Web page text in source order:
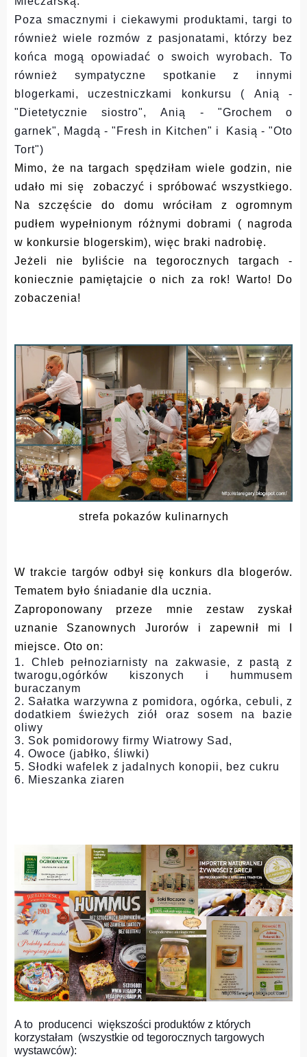
Poza smacznymi i ciekawymi produktami, targi to
również wiele rozmów z pasjonatami, którzy bez
końca mogą opowiadać o swoich wyrobach. To
również sympatyczne spotkanie z innymi
blogerkami, uczestniczkami konkursu ( Anią -
"Dietetycznie siostro",
Anią - "Grochem o
garnek", Magdą - "Fresh in Kitchen" i
Kasią - "Oto
Tort")
Mimo, że na targach spędziłam wiele godzin, nie
udało mi się zobaczyć i spróbować wszystkiego.
Na szczęście do domu wróciłam z ogromnym
pudłem wypełnionym różnymi dobrami ( nagroda
w konkursie blogerskim), więc braki nadrobię.
Jeżeli nie byliście na tegorocznych targach -
koniecznie pamiętajcie o nich za rok! Warto! Do
zobaczenia!
strefa pokazów kulinarnych
W trakcie targów odbył się konkurs dla blogerów.
Tematem było śniadanie dla ucznia.
Zaproponowany przeze mnie zestaw zyskał
uznanie Szanownych Jurorów i zapewnił mi I
miejsce. Oto on:
1. Chleb pełnoziarnisty na zakwasie, z pastą z
twarogu,ogórków kiszonych i hummusem
buraczanym
2. Sałatka warzywna z pomidora, ogórka, cebuli, z
dodatkiem świeżych ziół oraz sosem na bazie
oliwy
3. Sok pomidorowy firmy Wiatrowy Sad,
4. Owoce (jabłko, śliwki)
5. Słodki wafelek z jadalnych konopii, bez cukru
6. Mieszanka ziaren
A to producenci większości produktów z których
korzystałam (wszystkie od tegorocznych targowych
wystawców):